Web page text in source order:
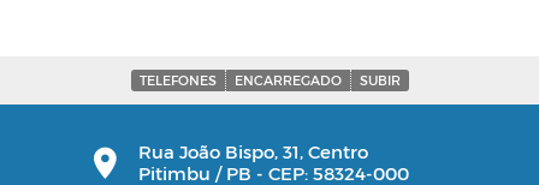
TELEFONES ENCARREGADO SUBIR
Rua João Bispo, 31, Centro
Pitimbu / PB - CEP: 58324-000